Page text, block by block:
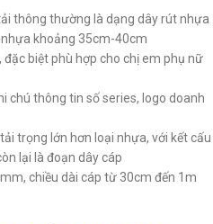
thông thường là dạng dây rút nhựa
khoảng 35cm-40cm
biệt phù hợp cho chị em phụ nữ
chú thông tin số series, logo doanh
trọng lớn hơn loại nhựa, với kết cấu
lại là đoạn dây cáp
chiều dài cáp từ 30cm đến 1m